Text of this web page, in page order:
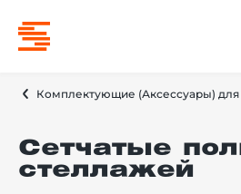
Комплектующие (Аксессуары)
Сетчатые
стеллажей